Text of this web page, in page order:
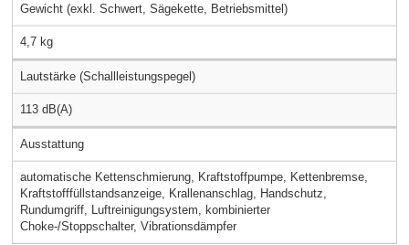
Gewicht (exkl. Schwert, Sägekette, Betriebsmittel)
4,7 kg
Lautstärke (Schallleistungspegel)
113 dB(A)
Ausstattung
automatische Kettenschmierung, Kraftstoffpumpe, Kettenbremse,
Kraftstofffüllstandsanzeige, Krallenanschlag, Handschutz,
Rundumgriff, Luftreinigungsystem, kombinierter
Choke-/Stoppschalter, Vibrationsdämpfer